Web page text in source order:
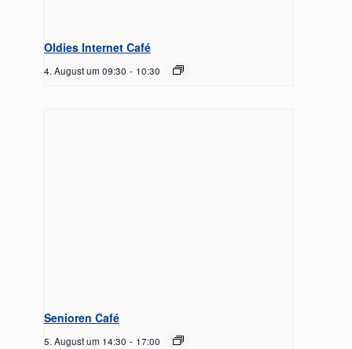
Oldies Internet Café
4. August um 09:30 - 10:30
Senioren Café
5. August um 14:30 - 17:00